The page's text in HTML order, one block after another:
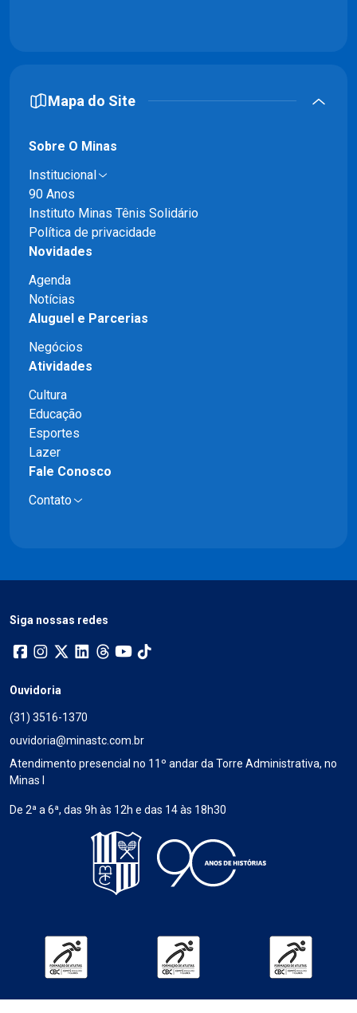
Mapa do Site
Sobre O Minas
Institucional
90 Anos
Instituto Minas Tênis Solidário
Política de privacidade
Novidades
Agenda
Notícias
Aluguel e Parcerias
Negócios
Atividades
Cultura
Educação
Esportes
Lazer
Fale Conosco
Contato
Siga nossas redes
Ouvidoria
(31) 3516-1370
ouvidoria@minastc.com.br
Atendimento presencial no 11º andar da Torre Administrativa, no
Minas I
De 2ª a 6ª, das 9h às 12h e das 14 às 18h30